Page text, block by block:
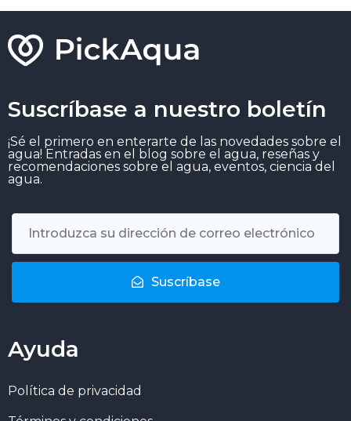
Suscríbase a nuestro boletín
¡Sé el primero en enterarte de las novedades sobre el
agua! Entradas en el blog sobre el agua, reseñas y
recomendaciones sobre el agua, eventos, ciencia del
agua.
Suscríbase
Ayuda
Política de privacidad